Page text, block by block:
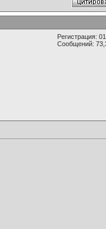
Регистрация:
Сообщений: